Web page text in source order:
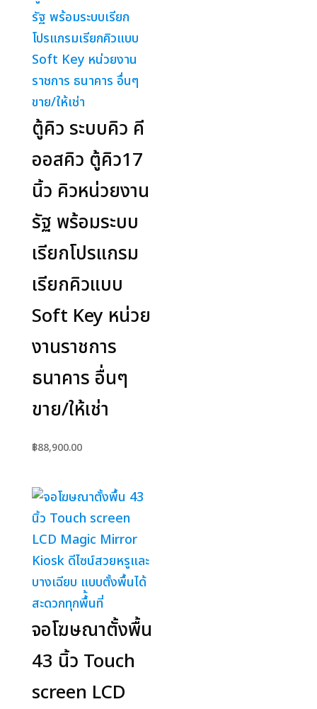
ตู้คิว ระบบคิว คี
ออสคิว ตู้คิว17
นิ้ว คิวหน่วยงาน
รัฐ พร้อมระบบ
เรียกโปรแกรม
เรียกคิวแบบ
Soft Key หน่วย
งานราชการ
ธนาคาร อื่นๆ
ขาย/ให้เช่า
฿88,900.00
จอโฆษณาตั้งพื้น
43 นิ้ว Touch
screen LCD